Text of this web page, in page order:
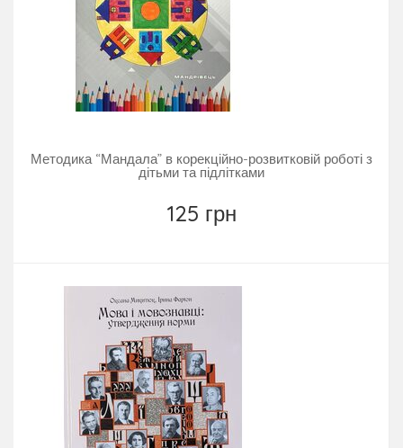
Методика “Мандала” в корекційно-розвитковій роботі з
дітьми та підлітками
125 грн